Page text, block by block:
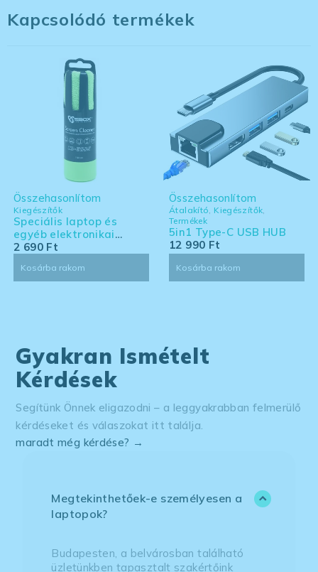
Kapcsolódó termékek
Kiegészítők
Speciális laptop és
egyéb elektronikai
eszköz tisztító készlet -
Összehasonlítom
2 690 Ft
Kosárba rakom
Átalakító Kiegészítők
Termékek
5in1 Type-C USB HUB
Összehasonlítom
12 990 Ft
Kosárba rakom
Gyakran Ismételt
Kérdések
Segítünk Önnek eligazodni – a leggyakrabban felmerülő
kérdéseket és válaszokat itt találja.
maradt még kérdése? →
Megtekinthetőek-e személyesen a
laptopok?
Budapesten, a belvárosban található
üzletünkben tapasztalt szakértőink